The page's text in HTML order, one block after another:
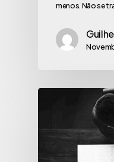
menos. Não se